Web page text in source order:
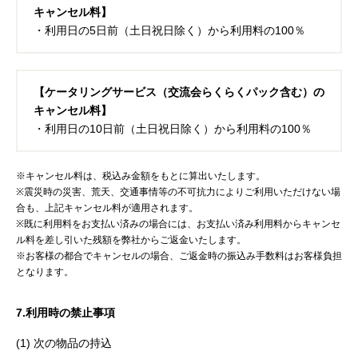
キャンセル料】
・利用日の5日前（土日祝日除く）から利用料の100％
【ケータリングサービス（交流会らくらくパック含む）の
キャンセル料】
・利用日の10日前（土日祝日除く）から利用料の100％
※キャンセル料は、税込み金額をもとに算出いたします。
※震災時の災害、荒天、交通事情等の不可抗力によりご利用いただけない場
合も、上記キャンセル料が適用されます。
※既に利用料をお支払い済みの場合には、お支払い済み利用料からキャンセ
ル料を差し引いた残額を弊社からご返金いたします。
※お客様の都合でキャンセルの場合、ご返金時の振込み手数料はお客様負担
となります。
7.利用時の禁止事項
(1) 次の物品の持込